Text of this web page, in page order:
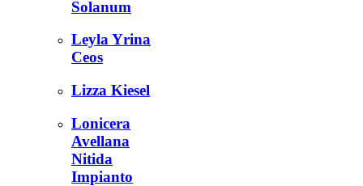
Solanum
Leyla Yrina
Ceos
Lizza Kiesel
Lonicera
Avellana
Nitida
Impianto